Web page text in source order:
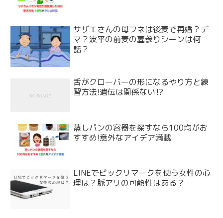
サザエさんの母フネは後妻で再婚？デ
マ？波平の前妻の墓参りシーンは何
話？
舌がクローバーの形になるやり方と練
習方法!遺伝は関係ない⁉
蒸しパンの容器を探すなら100均がお
すすめ!意外なアイデア満載
LINEでビックリマークを使う女性の心
理は？脈アリの可能性はある？